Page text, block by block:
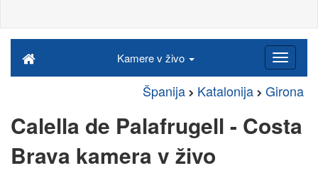
Kamere v živo
Španija Katalonija Girona
Calella de Palafrugell - Costa
Brava kamera v živo